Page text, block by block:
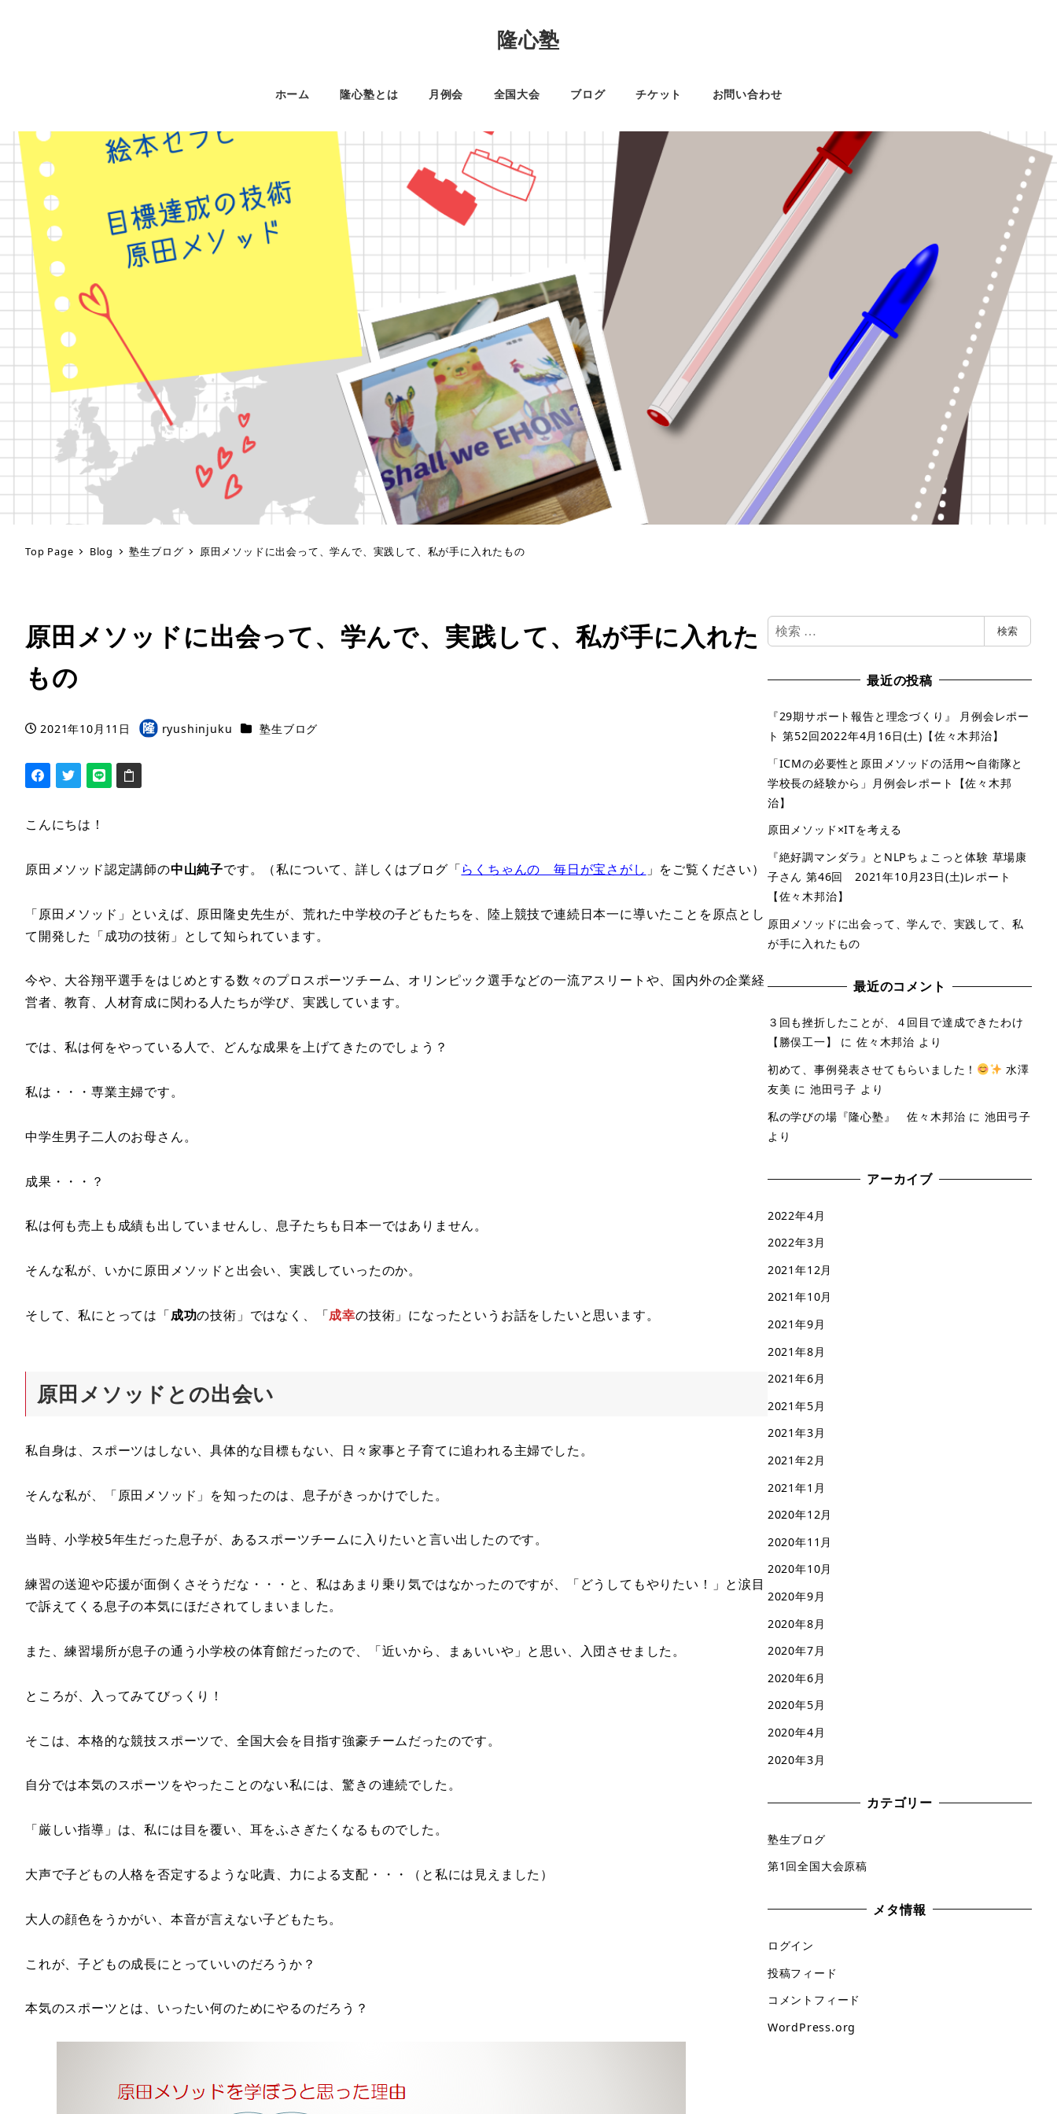
隆心塾
ホーム 隆心塾とは 月例会 全国大会 ブログ チケット お問い合わせ
Top Page Blog 塾生ブログ 原田メソッドに出会って、学んで、実践して、私が手に入れたもの
原田メソッドに出会って、学んで、実践して、私が手に入れた
もの
投稿日
2021年10月11日
著
ryushinjuku カテゴリー
塾生ブログ
こんにちは！
原田メソッド認定講師の中山純子です。（私について、詳しくはブログ「らくちゃんの 毎日が宝さがし 」をご覧ください）
「原田メソッド」といえば、原田隆史先生が、荒れた中学校の子どもたちを、陸上競技で連続日本一に導いたことを原点とし
て開発した「成功の技術」として知られています。
今や、大谷翔平選手をはじめとする数々のプロスポーツチーム、オリンピック選手などの一流アスリートや、国内外の企業経
営者、教育、人材育成に関わる人たちが学び、実践しています。
では、私は何をやっている人で、どんな成果を上げてきたのでしょう？
私は・・・専業主婦です。
中学生男子二人のお母さん。
成果・・・？
私は何も売上も成績も出していませんし、息子たちも日本一ではありません。
そんな私が、いかに原田メソッドと出会い、実践していったのか。
そして、私にとっては「成功の技術」ではなく、「成幸の技術」になったというお話をしたいと思います。
原田メソッドとの出会い
私自身は、スポーツはしない、具体的な目標もない、日々家事と子育てに追われる主婦でした。
そんな私が、「原田メソッド」を知ったのは、息子がきっかけでした。
当時、小学校5年生だった息子が、あるスポーツチームに入りたいと言い出したのです。
練習の送迎や応援が面倒くさそうだな・・・と、私はあまり乗り気ではなかったのですが、「どうしてもやりたい！」と涙目
で訴えてくる息子の本気にほだされてしまいました。
また、練習場所が息子の通う小学校の体育館だったので、「近いから、まぁいいや」と思い、入団させました。
ところが、入ってみてびっくり！
そこは、本格的な競技スポーツで、全国大会を目指す強豪チームだったのです。
自分では本気のスポーツをやったことのない私には、驚きの連続でした。
「厳しい指導」は、私には目を覆い、耳をふさぎたくなるものでした。
大声で子どもの人格を否定するような叱責、力による支配・・・（と私には見えました）
大人の顔色をうかがい、本音が言えない子どもたち。
これが、子どもの成長にとっていいのだろうか？
本気のスポーツとは、いったい何のためにやるのだろう？
検
索
検索
最近の投稿
『29期サポート報告と理念づくり』 月例会レポー
ト 第52回2022年4月16日(土)【佐々木邦治】
「ICMの必要性と原田メソッドの活用〜自衛隊と
学校長の経験から」月例会レポート【佐々木邦
治】
原田メソッド×ITを考える
『絶好調マンダラ』とNLPちょこっと体験 草場康
子さん 第46回 2021年10月23日(土)レポート
【佐々木邦治】
原田メソッドに出会って、学んで、実践して、私
が手に入れたもの
最近のコメント
３回も挫折したことが、４回目で達成できたわけ
【勝俣工一】
に佐々木邦治 より
初めて、事例発表させてもらいました！
水澤
友美 に 池田弓子 より
私の学びの場『隆心塾』 佐々木邦治 に 池田弓子
より
アーカイブ
2022年4月
2022年3月
2021年12月
2021年10月
2021年9月
2021年8月
2021年6月
2021年5月
2021年3月
2021年2月
2021年1月
2020年12月
2020年11月
2020年10月
2020年9月
2020年8月
2020年7月
2020年6月
2020年5月
2020年4月
2020年3月
カテゴリー
塾生ブログ
第1回全国大会原稿
メタ情報
ログイン
投稿フィード
コメントフィード
WordPress.org